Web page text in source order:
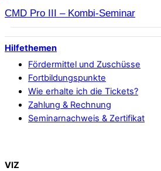
CMD Pro III – Kombi-Seminar
Hilfethemen
Fördermittel und Zuschüsse
Fortbildungspunkte
Wie erhalte ich die Tickets?
Zahlung & Rechnung
Seminarnachweis & Zertifikat
VIZ